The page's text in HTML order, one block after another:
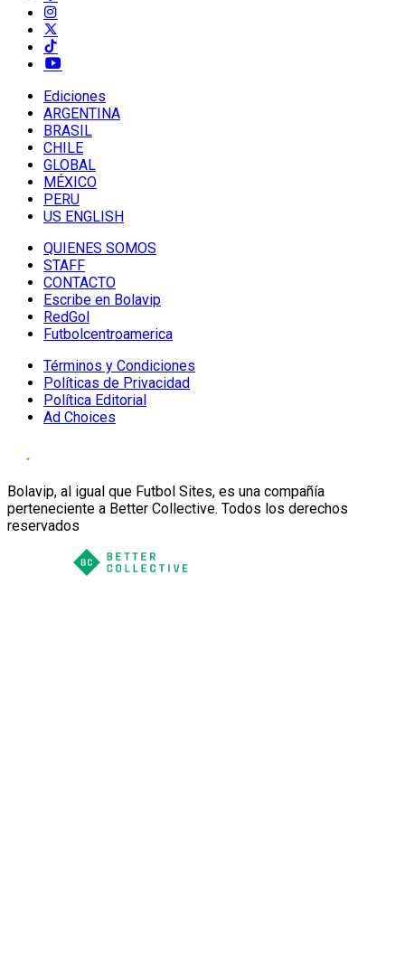
Ediciones
ARGENTINA
BRASIL
CHILE
GLOBAL
MÉXICO
PERU
US ENGLISH
QUIENES SOMOS
STAFF
CONTACTO
Escribe en Bolavip
RedGol
Futbolcentroamerica
Términos y Condiciones
Políticas de Privacidad
Política Editorial
Ad Choices
Bolavip, al igual que Futbol Sites, es una compañía
perteneciente a Better Collective. Todos los derechos
reservados